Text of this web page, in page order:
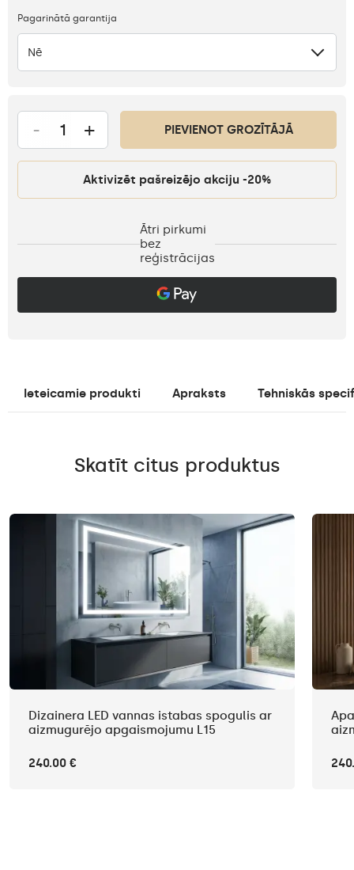
Pagarinātā garantija
Nē
- + PIEVIENOT GROZĪTĀJĀ
Aktivizēt pašreizējo akciju -20%
Ātri pirkumi
bez
reģistrācijas
Ieteicamie produkti Apraksts Tehniskās
Skatīt citus produktus
Dizainera LED vannas istabas spogulis ar
aizmugurējo apgaismojumu L15
240.00 €